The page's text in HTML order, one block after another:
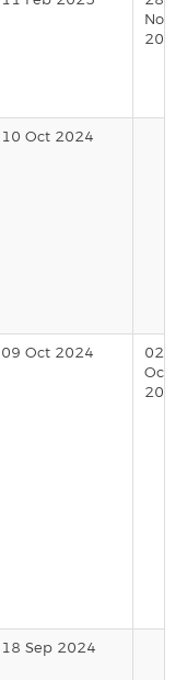
Nov
2024
10 Oct 2024
09 Oct 2024
02
Oct
2024
18 Sep 2024